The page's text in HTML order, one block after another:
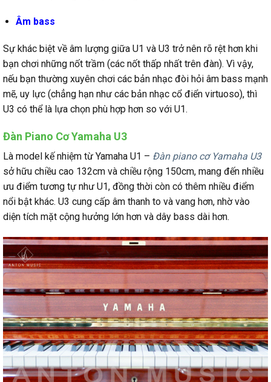
Âm bass
Sự khác biệt về âm lượng giữa U1 và U3 trở nên rõ rệt hơn khi
bạn chơi những nốt trầm (các nốt thấp nhất trên đàn). Vì vậy,
nếu bạn thường xuyên chơi các bản nhạc đòi hỏi âm bass mạnh
mẽ, uy lực (chẳng hạn như các bản nhạc cổ điển virtuoso), thì
U3 có thể là lựa chọn phù hợp hơn so với U1.
Đàn Piano Cơ Yamaha U3
Là model kế nhiệm từ Yamaha U1 – Đàn piano cơ Yamaha U3
sở hữu chiều cao 132cm và chiều rộng 150cm, mang đến nhiều
ưu điểm tương tự như U1, đồng thời còn có thêm nhiều điểm
nổi bật khác. U3 cung cấp âm thanh to và vang hơn, nhờ vào
diện tích mặt cộng hưởng lớn hơn và dây bass dài hơn.